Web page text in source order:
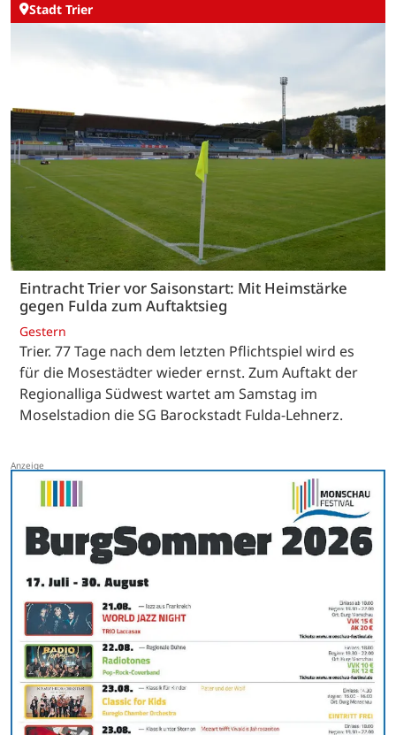
Stadt Trier
Eintracht Trier vor Saisonstart: Mit Heimstärke
gegen Fulda zum Auftaktsieg
Gestern
Trier. 77 Tage nach dem letzten Pflichtspiel wird es
für die Mosestädter wieder ernst. Zum Auftakt der
Regionalliga Südwest wartet am Samstag im
Moselstadion die SG Barockstadt Fulda-Lehnerz.